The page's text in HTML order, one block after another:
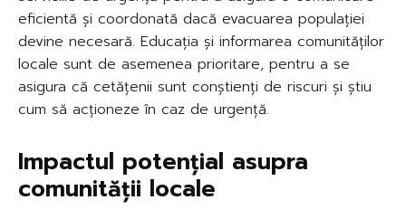
eficientă și coordonată dacă evacuarea populației
devine necesară. Educația și informarea comunităților
locale sunt de asemenea prioritare, pentru a se
asigura că cetățenii sunt conștienți de riscuri și știu
cum să acționeze în caz de urgență.
Impactul potențial asupra
comunității locale